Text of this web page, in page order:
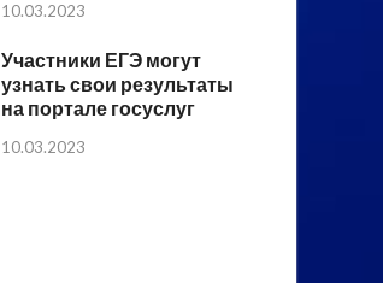
10.03.2023
Участники ЕГЭ могут
узнать свои результаты
на портале госуслуг
10.03.2023